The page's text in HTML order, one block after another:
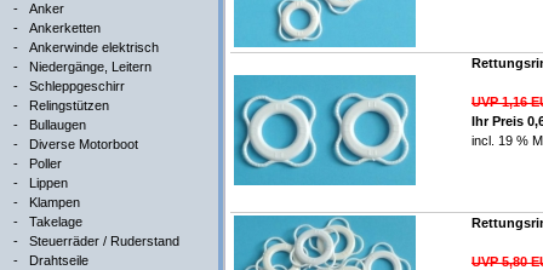
- Anker
- Ankerketten
- Ankerwinde elektrisch
- Niedergänge, Leitern
- Schleppgeschirr
- Relingstützen
- Bullaugen
- Diverse Motorboot
- Poller
- Lippen
- Klampen
- Takelage
- Steuerräder / Ruderstand
- Drahtseile
UVP 1,16
Ihr Preis
incl. 19 %
UVP 5,80